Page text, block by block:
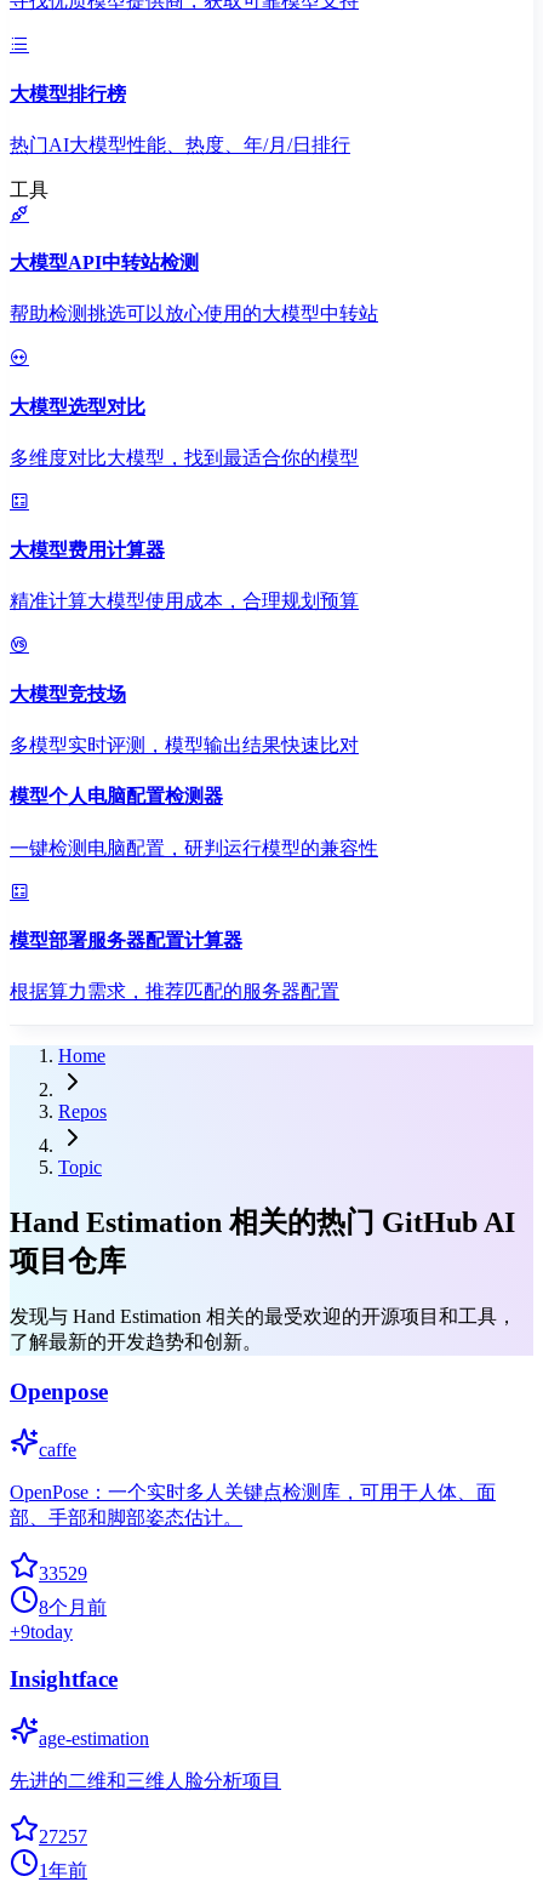
大模型排行榜
热门AI大模型性能、热度、年/月/日排行
工具
大模型API中转站检测
帮助检测挑选可以放心使用的大模型中转站
大模型选型对比
多维度对比大模型，找到最适合你的模型
大模型费用计算器
精准计算大模型使用成本，合理规划预算
大模型竞技场
多模型实时评测，模型输出结果快速比对
模型个人电脑配置检测器
一键检测电脑配置，研判运行模型的兼容性
模型部署服务器配置计算器
根据算力需求，推荐匹配的服务器配置
Home
Repos
Topic
Hand Estimation 相关的热门 GitHub AI
项目仓库
发现与 Hand Estimation 相关的最受欢迎的开源项目和工具，
了解最新的开发趋势和创新。
Openpose
caffe
OpenPose：一个实时多人关键点检测库，可用于人体、面
部、手部和脚部姿态估计。
33529
8个月前
+9today
Insightface
age-estimation
先进的二维和三维人脸分析项目
27257
1年前